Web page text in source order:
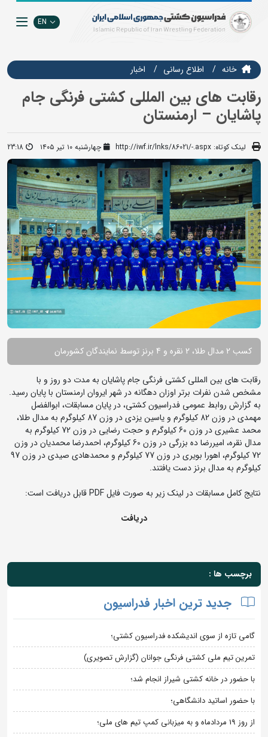
EN
خانه اطلاع رسانی اخبار
رقابت های بین المللی کشتی فرنگی جام
پاشایان – ارمنستان
لینک کوتاه: http://iwf.ir/lnks/86021/-.aspx چهارشنبه ۱۰ تیر ۱۴۰۵ 23:18
کسب 2 مدال طلا، 2 نقره و 4 برنز توسط نمایندگان کشورمان
رقابت های بین المللی کشتی فرنگی جام پاشایان به مدت دو روز و با
مشخص شدن نفرات برتر اوزان دهگانه در شهر ایروان ارمنستان با پایان رسید.
به گزارش روابط عمومی فدراسیون کشتی، در پایان مسابقات، ابوالفضل
مهمدی در وزن 82 کیلوگرم و یاسین یزدی در وزن 87 کیلوگرم به مدال طلا،
محمد عشیری در وزن 60 کیلوگرم و حجت رضایی در وزن 72 کیلوگرم به
مدال نقره، امیررضا ده بزرگی در وزن 60 کیلوگرم، احمدرضا محمدیان در وزن
72 کیلوگرم، اهورا بویری در وزن 77 کیلوگرم و محمدهادی صیدی در وزن 97
کیلوگرم به مدال برنز دست یافتند.
نتایج کامل مسابقات در لینک زیر به صورت فایل PDF قابل دریافت است:
دریافت
برچسب ها :
جدید ترین اخبار فدراسیون
گامی تازه از سوی اندیشکده فدراسیون کشتی؛
تمرین تیم ملی کشتی فرنگی جوانان (گزارش تصویری)
با حضور در خانه کشتی شیراز انجام شد؛
با حضور اساتید دانشگاهی؛
از روز 19 مردادماه و به میزبانی کمپ تیم های ملی؛